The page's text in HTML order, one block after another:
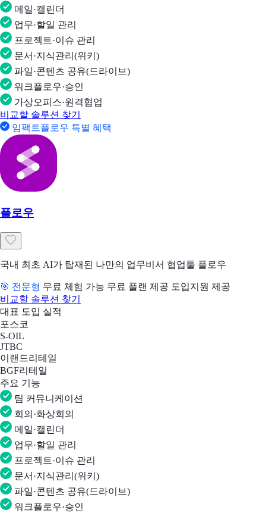
메일·캘린더
업무·할일 관리
프로젝트·이슈 관리
문서·지식관리(위키)
파일·콘텐츠 공유(드라이브)
워크플로우·승인
가상오피스·원격협업
비교할 솔루션 찾기
임팩트플로우 특별 혜택
플로우
국내 최초 AI가 탑재된 나만의 업무비서 협업툴 플로우
🎯 전문형 무료 체험 가능 무료 플랜 제공 도입지원 제공
비교할 솔루션 찾기
대표 도입 실적
포스코
S-OIL
JTBC
이랜드리테일
BGF리테일
주요 기능
팀 커뮤니케이션
회의·화상회의
메일·캘린더
업무·할일 관리
프로젝트·이슈 관리
문서·지식관리(위키)
파일·콘텐츠 공유(드라이브)
워크플로우·승인